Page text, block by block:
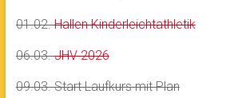
01.02.Hallen Kinderleichtathletik
06.03.JHV 2026
09.03. Start Laufkurs mit Plan